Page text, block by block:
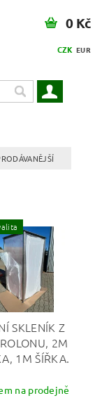
CZK EUR
0 Kč
SKLENÍK Z
2M
1M ŠÍŘKA.
na prodejně